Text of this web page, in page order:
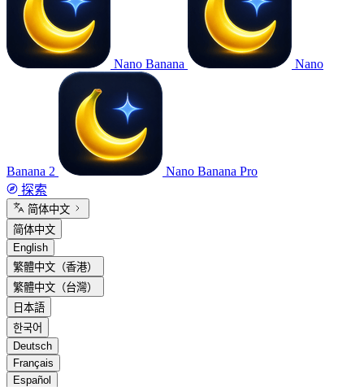
Nano Banana Nano
Banana 2
Nano Banana Pro
探索
简体中文
简体中文
English
繁體中文（香港）
繁體中文（台灣）
日本語
한국어
Deutsch
Français
Español